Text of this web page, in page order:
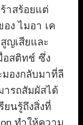
าสร้อยแต่
ง ไมอา เค
ญเสียและ
อสติทช์ ซึ่ง
องกลับมาที่ลี
รถสัมผัสได้
ยนรู้ถึงสิ่งที่
ทำให้ความ